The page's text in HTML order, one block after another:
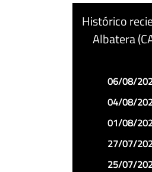
Histórico
Albatera
Precio
06/08/
04/08/
01/08/
27/07/
25/07/